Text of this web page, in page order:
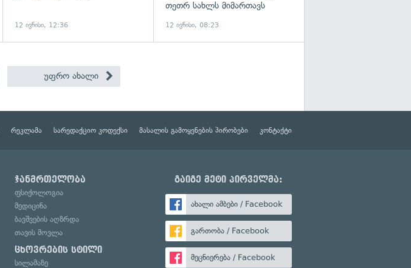
12 ივნისი, 12:36
თეთრ სახლს მიმართავს
12 ივნისი, 08:23
უფრო ახალი
რეკლამა სარედაქციო კოდექსი მასალის გამოყენების პირობები კონტაქტი
ჯანმრთელობა
ფსიქოლოგია
მედიცინა
ბავშვების აღზრდა
თავის მოვლა
ცხოვრების სტილი
სილამაზე
გაიგე მეტი პირველმა:
ახალი ამბები / Facebook
გართობა / Facebook
მეცნიერება / Facebook